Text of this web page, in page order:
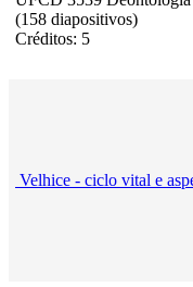
(158 diapositivos)
Créditos: 5
Velhice - ciclo vital e